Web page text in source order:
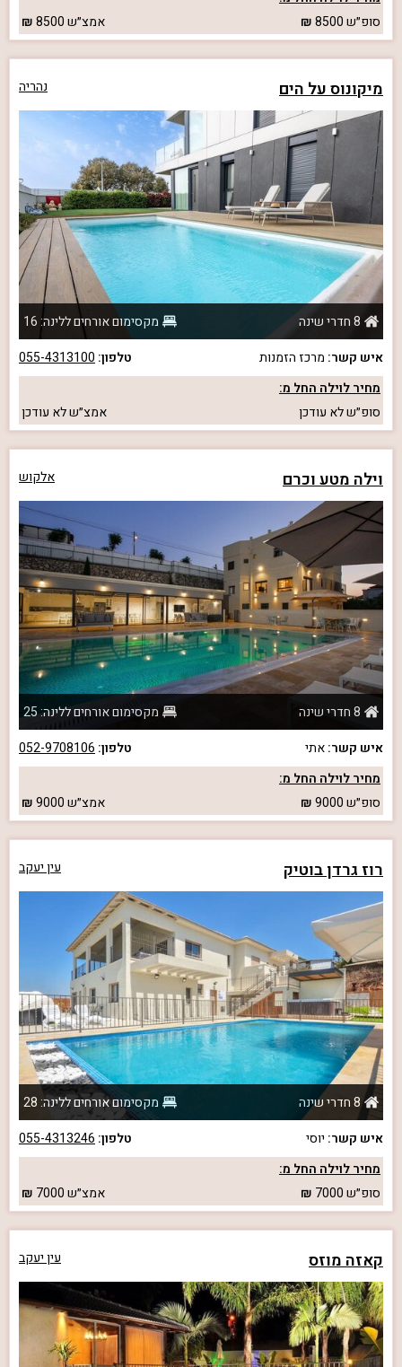
סופ״ש8500 אמצ״ש8500
מיקונוס על הים נהריה
8 חדרי שינה
מקסימום אורחים ללינה: 16
איש קשר: מרכז הזמנות טלפון: 055-4313100
מחיר לוילה החל מ:
סופ״שלא עודכן אמצ״שלא עודכן
וילה מטע וכרם אלקוש
8 חדרי שינה
מקסימום אורחים ללינה: 25
איש קשר:אתי טלפון: 052-9708106
מחיר לוילה החל מ:
סופ״ש9000 אמצ״ש9000
רוז גרדן בוטיק עין יעקב
8 חדרי שינה
מקסימום אורחים ללינה: 28
איש קשר: יוסי טלפון: 055-4313246
מחיר לוילה החל מ:
סופ״ש7000 אמצ״ש7000
קאזה מוזס עין יעקב